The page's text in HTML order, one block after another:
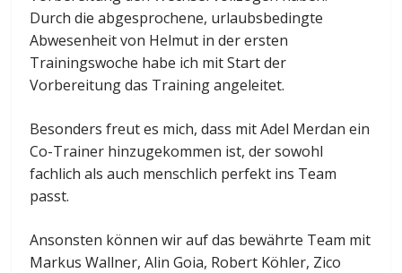
Durch die abgesprochene, urlaubsbedingte
Abwesenheit von Helmut in der ersten
Trainingswoche habe ich mit Start der
Vorbereitung das Training angeleitet.
Besonders freut es mich, dass mit Adel Merdan ein
Co-Trainer hinzugekommen ist, der sowohl
fachlich als auch menschlich perfekt ins Team
passt.
Ansonsten können wir auf das bewährte Team mit
Markus Wallner, Alin Goia, Robert Köhler, Zico